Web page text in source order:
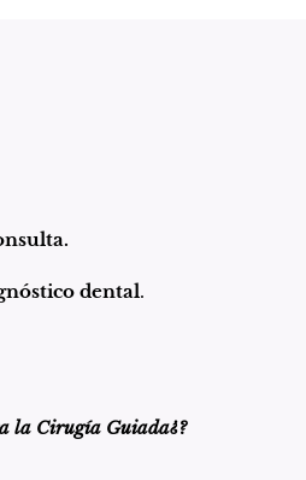
dental.
la Cirugía Guiada¿?